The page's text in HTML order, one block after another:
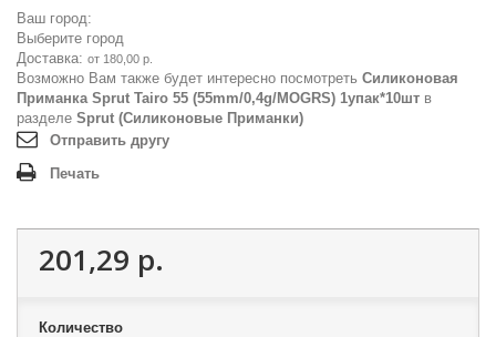
Ваш город:
Выберите город
Доставка: от 180,00 р.
Возможно Вам также будет интересно посмотреть Силиконовая
Приманка Sprut Tairo 55 (55mm/0,4g/MOGRS) 1упак*10шт в
разделе Sprut (Силиконовые Приманки)
Отправить другу
Печать
201,29 р.
Количество